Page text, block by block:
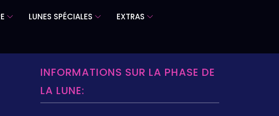
LUNES SPÉCIALES
EXTRAS
INFORMATIONS SUR LA PHASE DE
LA LUNE: